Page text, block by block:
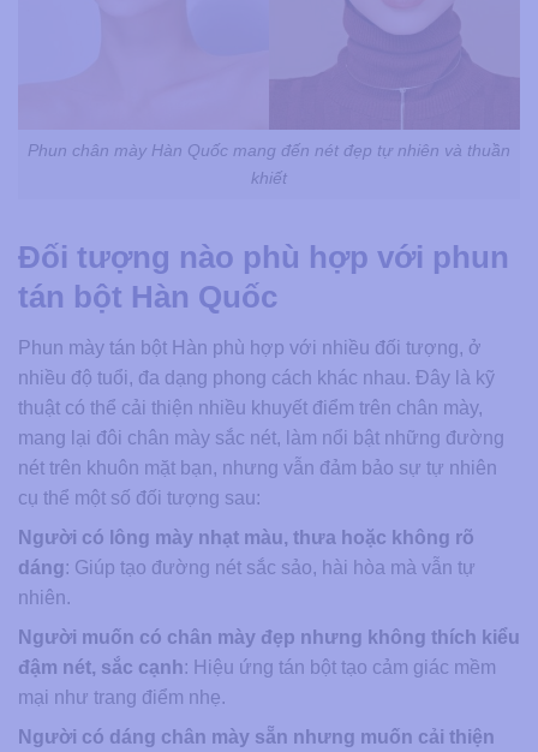
Phun chân mày Hàn Quốc mang đến nét đẹp tự nhiên và thuần
khiết
Đối tượng nào phù hợp với phun
tán bột Hàn Quốc
Phun mày tán bột Hàn phù hợp với nhiều đối tượng, ở
nhiều độ tuổi, đa dạng phong cách khác nhau. Đây là kỹ
thuật có thể cải thiện nhiều khuyết điểm trên chân mày,
mang lại đôi chân mày sắc nét, làm nổi bật những đường
nét trên khuôn mặt bạn, nhưng vẫn đảm bảo sự tự nhiên
cụ thể một số đối tượng sau:
Người có lông mày nhạt màu, thưa hoặc không rõ
dáng: Giúp tạo đường nét sắc sảo, hài hòa mà vẫn tự
nhiên.
Người muốn có chân mày đẹp nhưng không thích kiểu
đậm nét, sắc cạnh: Hiệu ứng tán bột tạo cảm giác mềm
mại như trang điểm nhẹ.
Người có dáng chân mày sẵn nhưng muốn cải thiện